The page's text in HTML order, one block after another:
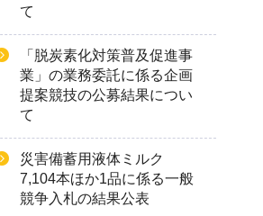
て
「脱炭素化対策普及促進事
業」の業務委託に係る企画
提案競技の公募結果につい
て
災害備蓄用液体ミルク
7,104本ほか1品に係る一般
競争入札の結果公表